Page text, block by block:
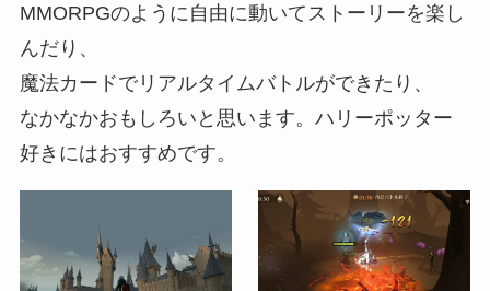
MMORPGのように自由に動いてストーリーを楽し
んだり、
魔法カードでリアルタイムバトルができたり、
なかなかおもしろいと思います。ハリーポッター
好きにはおすすめです。